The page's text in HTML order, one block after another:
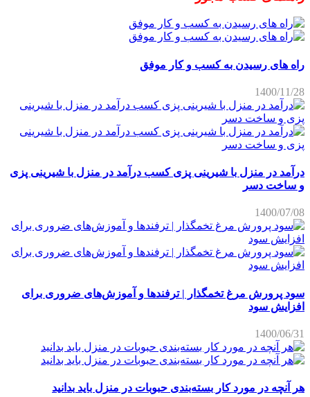
راه های رسیدن به کسب و کار موفق
1400/11/28
درآمد در منزل با شیرینی پزی کسب درآمد در منزل با شیرینی پزی
و ساخت دسر
1400/07/08
سود پرورش مرغ تخمگذار | ترفندها و آموزش‌های ضروری برای
افزایش سود
1400/06/31
هر آنچه در مورد کار بسته‌بندی حبوبات در منزل باید بدانید